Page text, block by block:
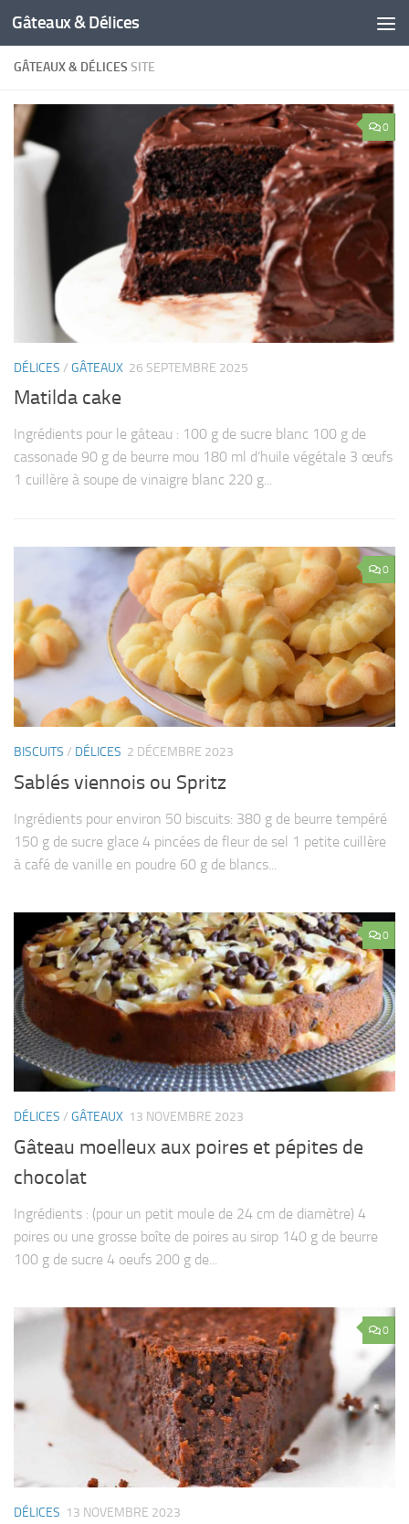
Gâteaux & Délices
GÂTEAUX & DÉLICES SITE
0
DÉLICES / GÂTEAUX 26 SEPTEMBRE 2025
Matilda cake
Ingrédients pour le gâteau : 100 g de sucre blanc 100 g de
cassonade 90 g de beurre mou 180 ml d’huile végétale 3 œufs
1 cuillère à soupe de vinaigre blanc 220 g...
0
BISCUITS / DÉLICES 2 DÉCEMBRE 2023
Sablés viennois ou Spritz
Ingrédients pour environ 50 biscuits: 380 g de beurre tempéré
150 g de sucre glace 4 pincées de fleur de sel 1 petite cuillère
à café de vanille en poudre 60 g de blancs...
0
DÉLICES / GÂTEAUX 13 NOVEMBRE 2023
Gâteau moelleux aux poires et pépites de
chocolat
Ingrédients : (pour un petit moule de 24 cm de diamètre) 4
poires ou une grosse boîte de poires au sirop 140 g de beurre
100 g de sucre 4 oeufs 200 g de...
0
DÉLICES 13 NOVEMBRE 2023